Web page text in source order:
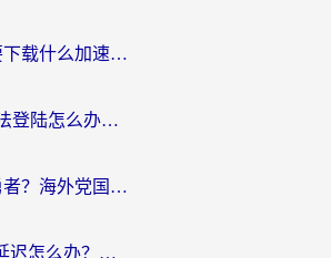
在国外玩逆战需要下载什么加速器呢？海外党亲测有效的国服游戏加速指南
300大作战国外无法登陆怎么办？海外玩家亲测有效的解决指南
法国怎么玩我的勇者？海外党国服游戏不卡攻略，附3款热门游戏加速实测
国外玩BanG网络延迟怎么办？海外玩家亲测有效的国服游戏加速指南